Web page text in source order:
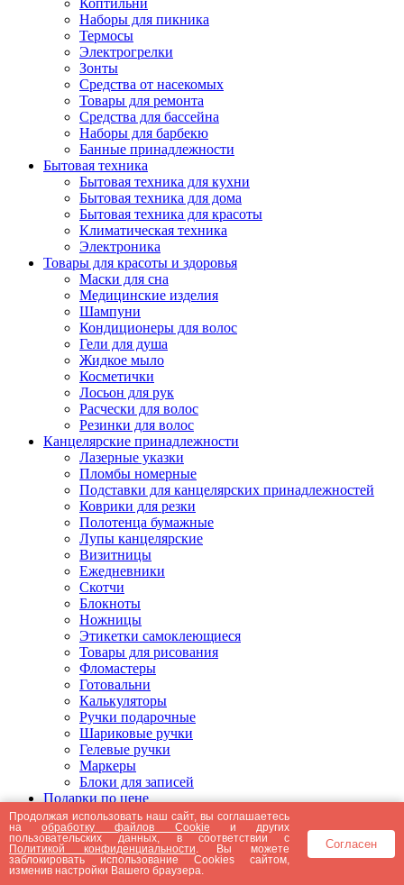
Коптильни
Наборы для пикника
Термосы
Электрогрелки
Зонты
Средства от насекомых
Товары для ремонта
Средства для бассейна
Наборы для барбекю
Банные принадлежности
Бытовая техника
Бытовая техника для кухни
Бытовая техника для дома
Бытовая техника для красоты
Климатическая техника
Электроника
Товары для красоты и здоровья
Маски для сна
Медицинские изделия
Шампуни
Кондиционеры для волос
Гели для душа
Жидкое мыло
Косметички
Лосьон для рук
Расчески для волос
Резинки для волос
Канцелярские принадлежности
Лазерные указки
Пломбы номерные
Подставки для канцелярских принадлежностей
Коврики для резки
Полотенца бумажные
Лупы канцелярские
Визитницы
Ежедневники
Скотчи
Блокноты
Ножницы
Этикетки самоклеющиеся
Товары для рисования
Фломастеры
Готовальни
Калькуляторы
Ручки подарочные
Шариковые ручки
Гелевые ручки
Маркеры
Блоки для записей
Подарки по цене
Подарки от 5000 рублей
Подарки до 5000 рублей
Подарки до 3000 рублей
Подарки до 2000 рублей
Подарки до 1000 рублей
Продолжая использовать наш сайт, вы соглашаетесь
наобработку файлов Cookie и других
пользовательских данных, в соответствии с
Политикой конфиденциальности . Вы можете
заблокировать использование Cookies сайтом,
изменив настройки Вашего браузера.
Согласен